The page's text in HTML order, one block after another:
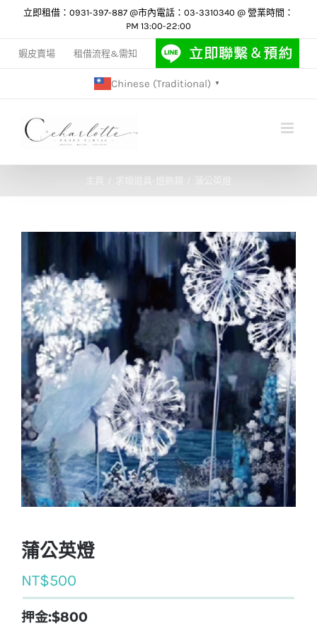
content
立即租借：0931-397-887 @市內電話：03-3310340 @ 營業時間：
PM 13:00-22:00
蝦皮賣場 租借流程&需知
Chinese (Traditional) ▼
求婚道具-燈飾類 蒲公英燈
蒲公英燈
NT$500
押金:$800